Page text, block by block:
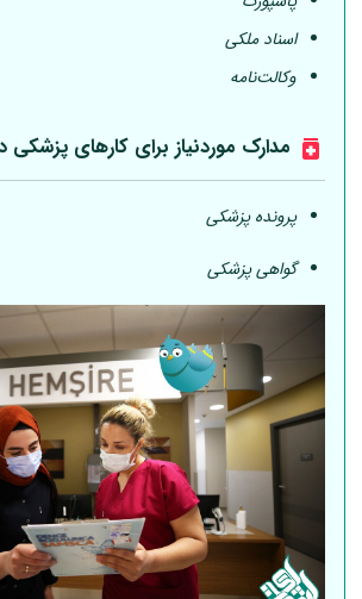
اسناد ملکی
وکالت‌نامه
مدارک موردنیاز برای کارهای پزشکی
پرونده پزشکی
گواهی پزشکی